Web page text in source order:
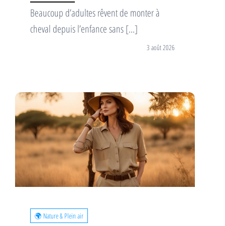
Beaucoup d’adultes rêvent de monter à
cheval depuis l’enfance sans […]
3 août 2026
🌍 Nature & Plein air